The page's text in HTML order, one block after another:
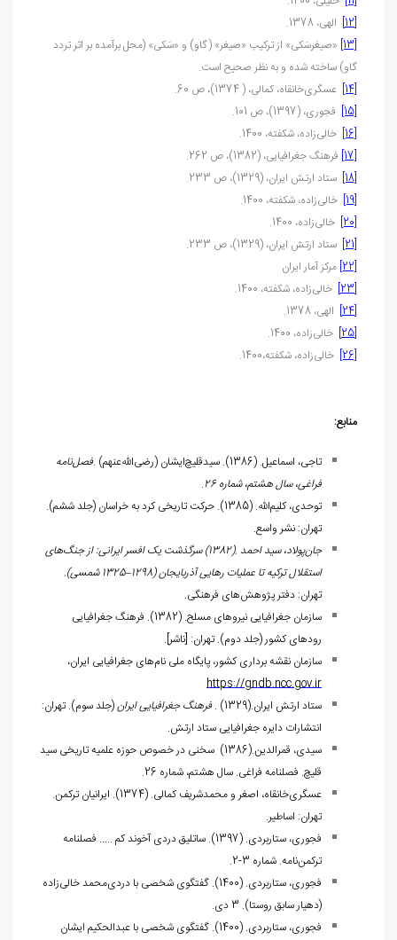
[12]
الهی، 1378.
[13] «صیغرسَکی» از ترکیب «صیغر» (گاو) و «سَکی» (محل برآمده بر اثر تردد
گاو) ساخته شده و به نظر صحیح است.
[14] عسگری‌خانقاه، کمالی، ( 1374)، ص 60.
[15] فجوری، (1397)، ص 101.
[16] خالی‌زاده، شکفته، 1400.
[17] فرهنگ جغرافیایی، (1382)، ص 262.
[18] ستاد ارتش ایران، (1329)، ص 233.
[19] خالی‌زاده، شکفته، 1400.
[20] خالی‌زاده، 1400.
[21] ستاد ارتش ایران، (1329)، ص 233.
[22] مرکز آمار ایران
[23]
خالی‌زاده، شکفته، 1400.
[24]
الهی، 1378.
[25]
خالی‌زاده، 1400.
[26] خالی‌زاده، شکفته،1400.
منابع:
تاجی، اسماعیل. (1386). سیدقلیچ‌ایشان (رضی‌الله‌عنهم) .فصل‌نامه
فراغی، سال هشتم، شماره 26
.
توحدی، کلیم‌الله. (1385). حرکت تاریخی کرد به خراسان (جلد ششم).
تهران: نشر واسع.
جان‌پولاد، سید احمد (1382).سرگذشت یک افسر ایرانی: از جنگ‌های
استقلال ترکیه تا عملیات رهایی آذربایجان (1298
–1325 شمسی)
.
تهران: دفتر پژوهش‌های فرهنگی.
سازمان جغرافیایی نیروهای مسلح. (1382). فرهنگ جغرافیایی
رودهای کشور (جلد دوم). تهران: [ناشر].
سازمان نقشه برداری کشور، پایگاه ملی نام‌های جغرافیایی ایران،
https://gndb.ncc.gov.ir
ستاد ارتش ایران. (1329). فرهنگ جغرافیایی ایران(جلد سوم). تهران:
انتشارات دایره جغرافیایی ستاد ارتش.
سیدی، قمرالدین(1386). سخنی در خصوص حوزه علمیه تاریخی سید
قلیچ. فصلنامه فراغی. سال هشتم، شماره 26.
عسگری‌خانقاه، اصغر و محمدشریف کمالی. (1374). ایرانیان ترکمن.
تهران: اساطیر.
فجوری، ستاربردی. (1397). ساتلیق دردی آخوند کم ..... فصلنامه
ترکمن‌نامه. شماره 3-2.
فجوری، ستاربردی. (1400). گفتگوی شخصی با دردی‌محمد خالی‌زاده
(دهیار سابق روستا). 3 دی.
فجوری، ستاربردی. (1400). گفتگوی شخصی با عبدالحکیم ایشان